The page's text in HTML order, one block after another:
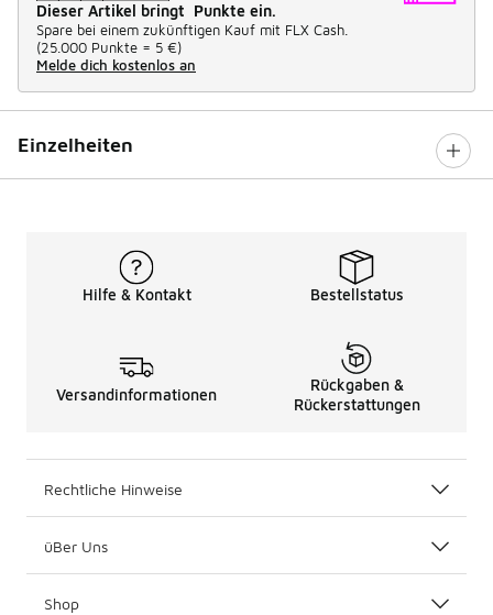
Dieser Artikel bringt Punkte ein.
Spare bei einem zukünftigen Kauf mit FLX Cash.
(25.000 Punkte = 5 €)
Melde dich kostenlos an
Einzelheiten
Hilfe & Kontakt Bestellstatus
Versandinformationen
Rückgaben &
Rückerstattungen
Rechtliche Hinweise
üBer Uns
Shop